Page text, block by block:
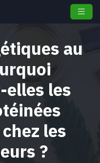
au
elles les
les
?